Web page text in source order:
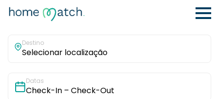
Destino
Datas